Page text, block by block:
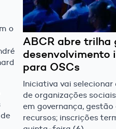
o
ABCR abre trilha
desenvolvimento
para OSCs
Iniciativa vai
de organizações
em governança,
recursos; inscrições